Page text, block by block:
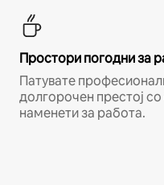
Простори погодни за
Патувате
долгорочен престој
наменети за работа.